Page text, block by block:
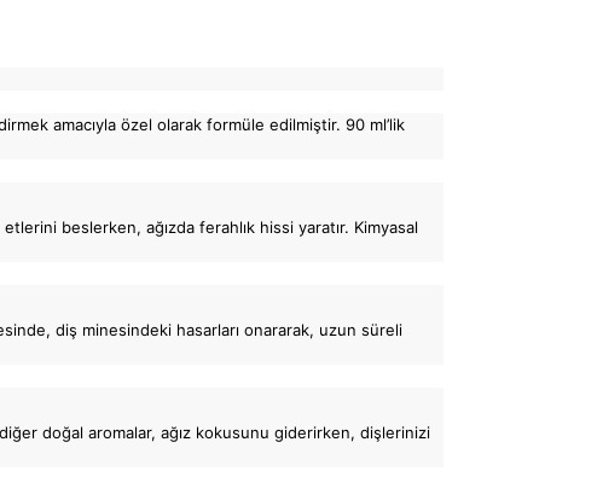
amacıyla özel olarak formüle edilmiştir. 90 ml’lik
beslerken, ağızda ferahlık hissi yaratır. Kimyasal
diş minesindeki hasarları onararak, uzun süreli
doğal aromalar, ağız kokusunu giderirken, dişlerinizi